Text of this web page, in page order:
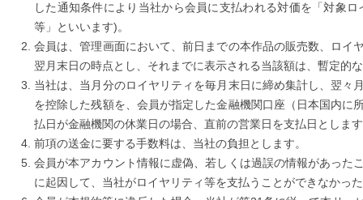
した通知条件により当社から会員に支払われる対価を「対象
等」といいます)。
会員は、管理画面において、前日までの本作品の販売数、ロ
翌月末日の時点とし、それまでに表示される当該額は、暫定的
当社は、当月分のロイヤリティを毎月末日に締め集計し、翌
を控除した残額を、会員が指定した金融機関口座（日本国内
払日が金融機関の休業日の場合、直前の営業日を支払日としま
前項の送金に要する手数料は、当社の負担とします。
会員が本アカウント情報に虚偽、若しくは過誤の情報があっ
に起因して、当社がロイヤリティ等を支払うことができなかっ